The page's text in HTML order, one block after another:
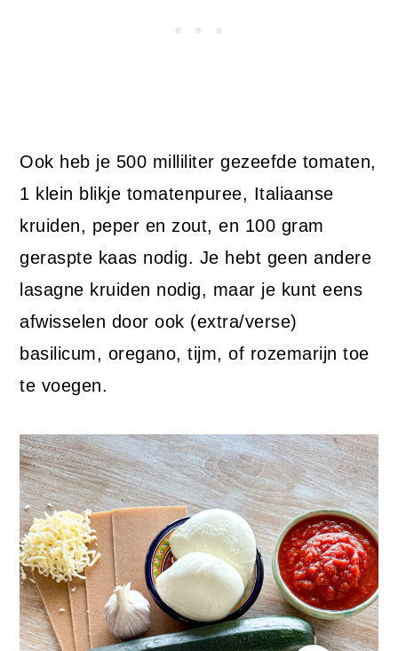
Ook heb je 500 milliliter gezeefde tomaten,
1 klein blikje tomatenpuree, Italiaanse
kruiden, peper en zout, en 100 gram
geraspte kaas nodig. Je hebt geen andere
lasagne kruiden nodig, maar je kunt eens
afwisselen door ook (extra/verse)
basilicum, oregano, tijm, of rozemarijn toe
te voegen.